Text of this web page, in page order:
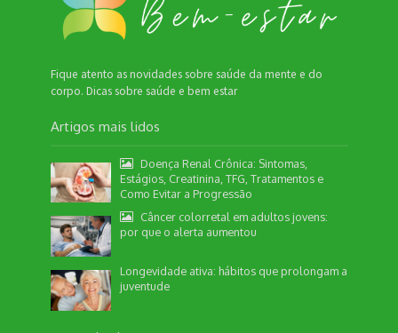
Fique atento as novidades sobre saúde da mente e do
corpo. Dicas sobre saúde e bem estar
Artigos mais lidos
Doença Renal Crônica: Sintomas,
Estágios, Creatinina, TFG, Tratamentos e
Como Evitar a Progressão
Câncer colorretal em adultos jovens:
por que o alerta aumentou
Longevidade ativa: hábitos que prolongam a
juventude